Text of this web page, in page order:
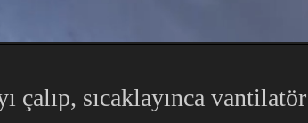
çalıp, sıcaklayınca vantilatör